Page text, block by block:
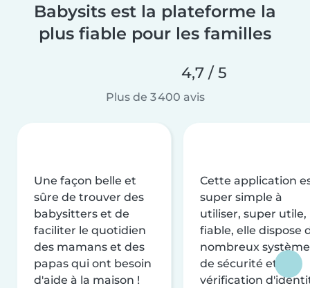
Babysits est la plateforme la
plus fiable pour les familles
4,7 / 5
Plus de 3 400 avis
Une façon belle et
sûre de trouver des
babysitters et de
faciliter le quotidien
des mamans et des
papas qui ont besoin
d'aide à la maison !
Cette application
super simple à
utiliser, super utile,
fiable, elle dispose
nombreux
de sécurité et de
vérification